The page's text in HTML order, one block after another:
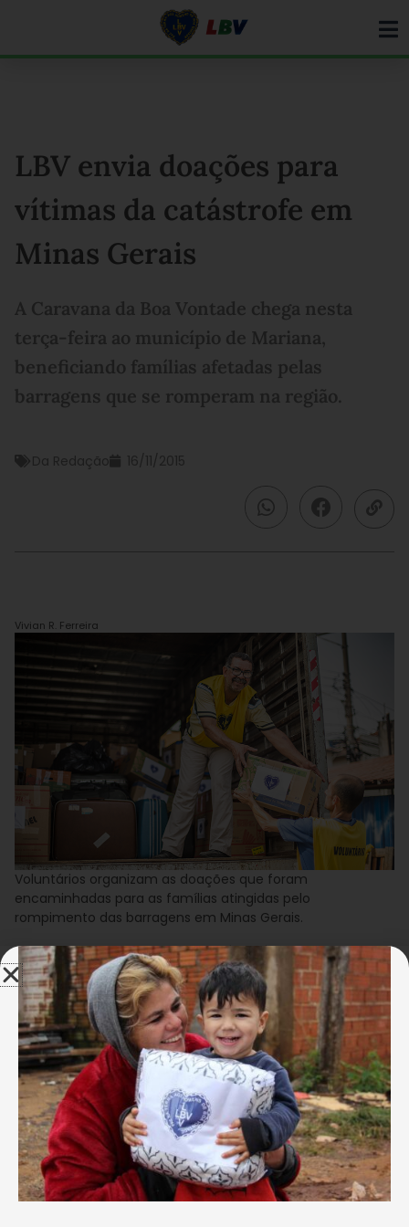
LBV envia doações para
vítimas da catástrofe em
Minas Gerais
A Caravana da Boa Vontade chega nesta
terça-feira ao município de Mariana,
beneficiando famílias afetadas pelas
barragens que se romperam na região.
Da Redação 16/11/2015
Vivian R. Ferreira
Voluntários organizam as doações que foram
encaminhadas para as famílias atingidas pelo
rompimento das barragens em Minas Gerais.
A Caravana da Boa Vontade já está cruzando o
Brasil! Nesta terça-feira, dia 17, aLegião da Boa
Vontade (LBV)fará a entrega de 10 toneladas de
doações para o município de Mariana/MG, em apoio
às pessoas e famílias afetadas pelas barragens que
se romperam na região na última semana. Os
donativos serão entregues à prefeitura de Mariana,
que fará a distribuição das doações de acordo com a
necessidade de cada local afetado.
São doações de água potável, leite, material de
higiene pessoal, alimentos não perecíveis, roupas de